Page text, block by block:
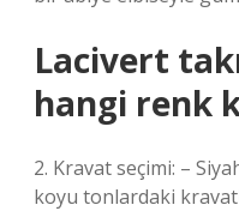
Lacivert
hangi renk
2. Kravat seçimi: –
koyu tonlardaki